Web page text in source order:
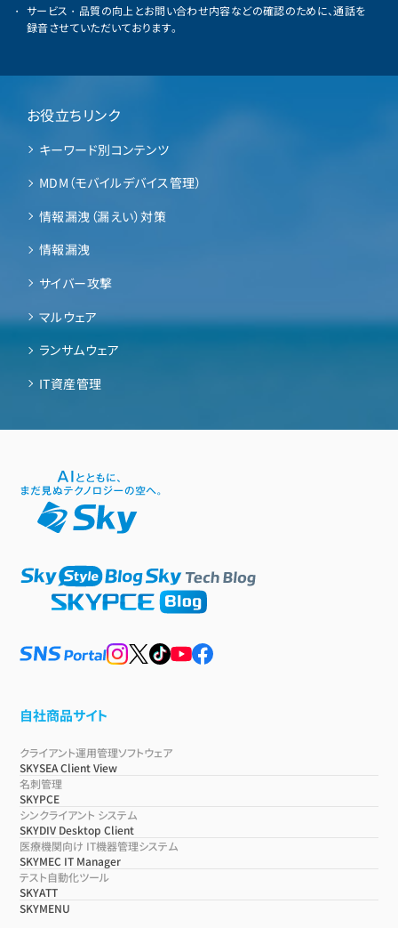
サービス・品質の向上とお問い合わせ内容などの確認のために、通話を
録音させていただいております。
お役立ちリンク
キーワード別コンテンツ
MDM（モバイルデバイス管理）
情報漏洩（漏えい）対策
情報漏洩
サイバー攻撃
マルウェア
ランサムウェア
IT資産管理
自社商品サイト
クライアント運用管理ソフトウェア
SKYSEA Client View
名刺管理
SKYPCE
シンクライアント システム
SKYDIV Desktop Client
医療機関向け IT機器管理システム
SKYMEC IT Manager
テスト自動化ツール
SKYATT
SKYMENU